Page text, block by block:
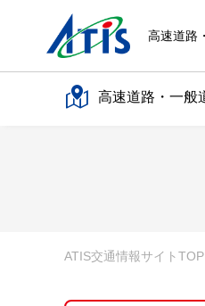
高速道路
高速道路・一般
ATIS交通情報サイトTOP